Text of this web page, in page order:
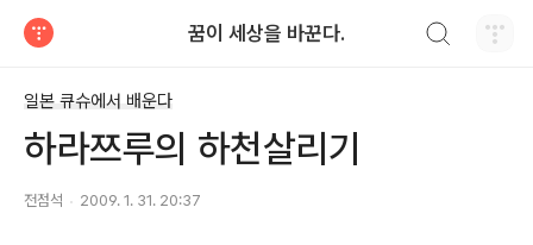
꿈이 세상을 바꾼다.
일본 큐슈에서 배운다
하라쯔루의 하천살리기
전점석 2009. 1. 31. 20:37